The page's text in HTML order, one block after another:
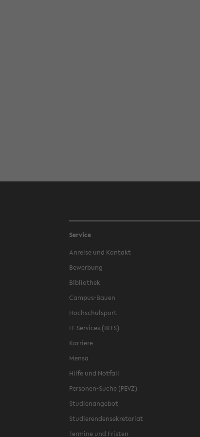
Service
An­rei­se und Kon­takt
Be­wer­bung
Bi­blio­thek
Campus-​Bauen
Hoch­schul­sport
IT-​Services (BITS)
Kar­rie­re
Mensa
Hilfe und Not­fall
Personen-​Suche (PEVZ)
Stu­di­en­an­ge­bot
Stu­die­ren­den­se­kre­ta­ri­at
Ter­mi­ne und Fris­ten